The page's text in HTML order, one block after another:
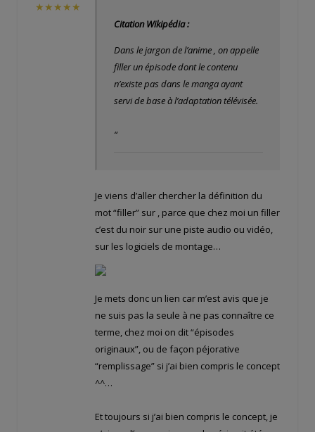
★★★★★
Citation Wikipédia :
Dans le jargon de l’anime , on appelle
filler un épisode dont le contenu
n’existe pas dans le manga ayant
servi de base à l’adaptation télévisée.
“
Je viens d’aller chercher la définition du
mot “filler” sur , parce que chez moi un filler
c’est du noir sur une piste audio ou vidéo,
sur les logiciels de montage…
Je mets donc un lien car m’est avis que je
ne suis pas la seule à ne pas connaître ce
terme, chez moi on dit “épisodes
originaux”, ou de façon péjorative
“remplissage” si j’ai bien compris le concept
^^…
Et toujours si j’ai bien compris le concept, je